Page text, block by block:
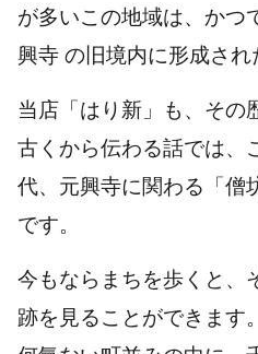
が多いこの地域は、かつ
興寺 の旧境内に形成され
当店「はり新」も、その
古くから伝わる話では、
代、元興寺に関わる「僧
です。
今もならまちを歩くと、
跡を見ることができます。